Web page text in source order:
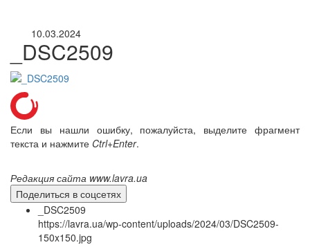
10.03.2024
_DSC2509
Если вы нашли ошибку, пожалуйста, выделите фрагмент
текста и нажмите Ctrl+Enter.
Редакция сайта www.lavra.ua
Поделиться в соцсетях
_DSC2509
https://lavra.ua/wp-content/uploads/2024/03/DSC2509-
150x150.jpg